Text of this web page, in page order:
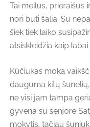
Tai meilus, prieraišus
nori būti šalia. Su
šiek tiek laiko
atsiskleidžia kaip
Kūčiukas moka
dauguma kitų
ne visi jam tampa
gyvena su senjore
mokytis, tačiau